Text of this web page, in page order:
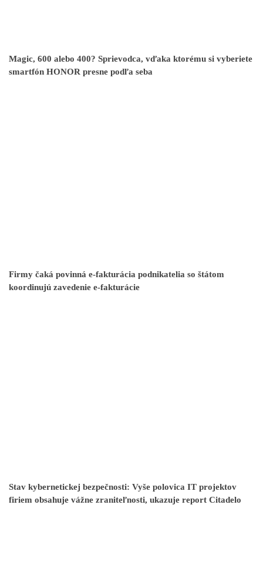
Magic, 600 alebo 400? Sprievodca, vďaka ktorému si vyberiete
smartfón HONOR presne podľa seba
Firmy čaká povinná e-fakturácia podnikatelia so štátom
koordinujú zavedenie e-fakturácie
Stav kybernetickej bezpečnosti: Vyše polovica IT projektov
firiem obsahuje vážne zraniteľnosti, ukazuje report Citadelo